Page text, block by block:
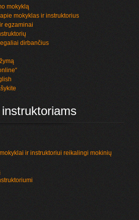
mokyklą
mokyklas ir instruktorius
egzaminai
dirbančius
ir instruktoriui reikalingi mokinių